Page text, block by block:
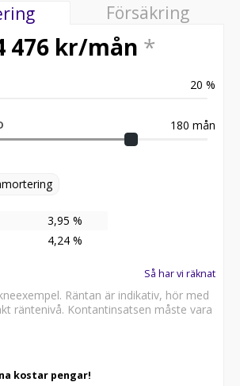
Försäkring
476 kr/mån *
20 %
180 mån
3,95 %
4,24 %
Så har vi räknat
Räntan är indikativ, hör med
räntenivå. Kontantinsatsen måste vara
kostar pengar!